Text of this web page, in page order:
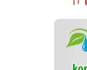
WFOSiGW